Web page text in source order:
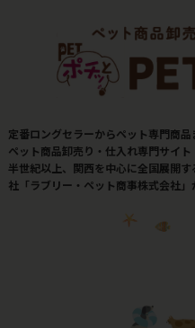
定番ロングセラーからペット専門商品
ペット商品卸売り・仕入れ専門サイ
半世紀以上、関西を中心に全国展開
社「ラブリー・ペット商事株式会社」